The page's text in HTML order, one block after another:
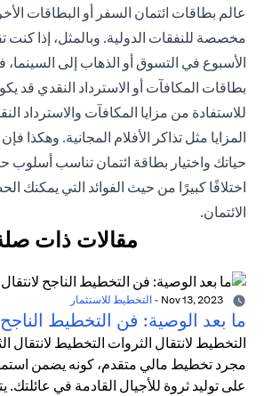
عالم بطاقات ائتمان السفر أو البطاقات
مخصصة للنفقات الدولية. وبالمثل، إذا
الأسبوع في التسوق أو الذهاب إلى
بطاقات المكافآت أو الاسترداد النقدي قد
للاستفادة من مزايا المكافآت والاسترداد
المزايا مثل تذاكر الأفلام المجانية. وهكذا
حياتك واختيار بطاقة ائتمان تناسب أسلوب
اختلافًا كبيرًا من حيث الفوائد التي يمكنك
الائتمان.
مقالات ذات
- التخطيط للاستثمار
ما بعد الوصية: فن التخطيط الناجح
التخطيط لانتقال الثروات التخطيط لانتقال
مجرد تخطيط مالي متقدم، كونه يضمن
على توليد ثروة للأجيال القادمة في